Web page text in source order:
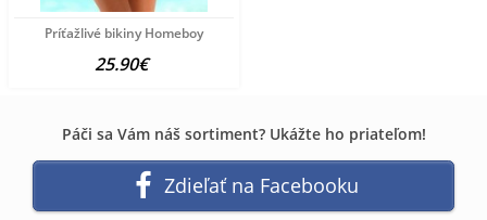
Príťažlivé bikiny Homeboy
25.90€
Páči sa Vám náš sortiment? Ukážte ho priateľom!
Zdieľať na Facebooku